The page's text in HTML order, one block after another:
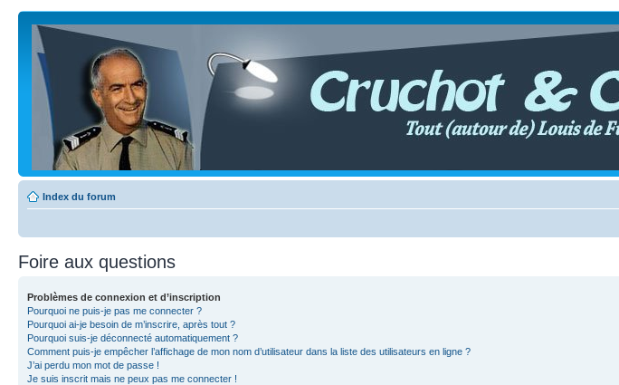
Index du forum
Foire aux questions
Problèmes de connexion et d’inscription
Pourquoi ne puis-je pas me connecter ?
Pourquoi ai-je besoin de m’inscrire, après tout ?
Pourquoi suis-je déconnecté automatiquement ?
Comment puis-je empêcher l’affichage de mon nom d’utilisateur dans la liste des utilisateurs en ligne ?
J’ai perdu mon mot de passe !
Je suis inscrit mais ne peux pas me connecter !